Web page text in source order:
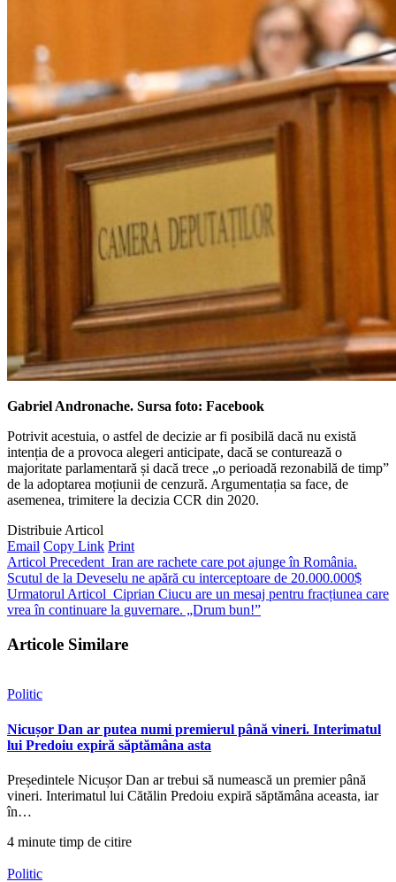
Gabriel Andronache. Sursa foto: Facebook
Potrivit acestuia, o astfel de decizie ar fi posibilă dacă nu există
intenția de a provoca alegeri anticipate, dacă se conturează o
majoritate parlamentară și dacă trece „o perioadă rezonabilă de timp”
de la adoptarea moțiunii de cenzură. Argumentația sa face, de
asemenea, trimitere la decizia CCR din 2020.
Distribuie Articol
Email Copy Link Print
Articol Precedent Iran are rachete care pot ajunge în România.
Scutul de la Deveselu ne apără cu interceptoare de 20.000.000$
Urmatorul Articol Ciprian Ciucu are un mesaj pentru fracțiunea care
vrea în continuare la guvernare. „Drum bun!”
Articole Similare
Politic
Nicușor Dan ar putea numi premierul până vineri. Interimatul
lui Predoiu expiră săptămâna asta
Președintele Nicușor Dan ar trebui să numească un premier până
vineri. Interimatul lui Cătălin Predoiu expiră săptămâna aceasta, iar
în…
4 minute timp de citire
Politic